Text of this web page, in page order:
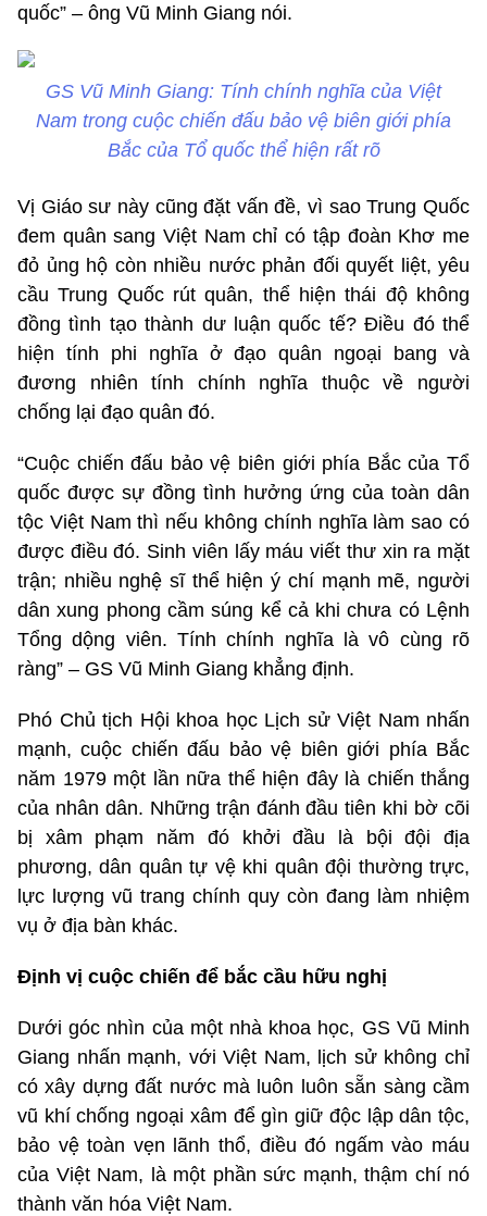
quốc” – ông Vũ Minh Giang nói.
GS Vũ Minh Giang: Tính chính nghĩa của Việt
Nam trong cuộc chiến đấu bảo vệ biên giới phía
Bắc của Tổ quốc thể hiện rất rõ
Vị Giáo sư này cũng đặt vấn đề, vì sao Trung Quốc
đem quân sang Việt Nam chỉ có tập đoàn Khơ me
đỏ ủng hộ còn nhiều nước phản đối quyết liệt, yêu
cầu Trung Quốc rút quân, thể hiện thái độ không
đồng tình tạo thành dư luận quốc tế? Điều đó thể
hiện tính phi nghĩa ở đạo quân ngoại bang và
đương nhiên tính chính nghĩa thuộc về người
chống lại đạo quân đó.
“Cuộc chiến đấu bảo vệ biên giới phía Bắc của Tổ
quốc được sự đồng tình hưởng ứng của toàn dân
tộc Việt Nam thì nếu không chính nghĩa làm sao có
được điều đó. Sinh viên lấy máu viết thư xin ra mặt
trận; nhiều nghệ sĩ thể hiện ý chí mạnh mẽ, người
dân xung phong cầm súng kể cả khi chưa có Lệnh
Tổng dộng viên. Tính chính nghĩa là vô cùng rõ
ràng” – GS Vũ Minh Giang khẳng định.
Phó Chủ tịch Hội khoa học Lịch sử Việt Nam nhấn
mạnh, cuộc chiến đấu bảo vệ biên giới phía Bắc
năm 1979 một lần nữa thể hiện đây là chiến thắng
của nhân dân. Những trận đánh đầu tiên khi bờ cõi
bị xâm phạm năm đó khởi đầu là bội đội địa
phương, dân quân tự vệ khi quân đội thường trực,
lực lượng vũ trang chính quy còn đang làm nhiệm
vụ ở địa bàn khác.
Định vị cuộc chiến để bắc cầu hữu nghị
Dưới góc nhìn của một nhà khoa học, GS Vũ Minh
Giang nhấn mạnh, với Việt Nam, lịch sử không chỉ
có xây dựng đất nước mà luôn luôn sẵn sàng cầm
vũ khí chống ngoại xâm để gìn giữ độc lập dân tộc,
bảo vệ toàn vẹn lãnh thổ, điều đó ngấm vào máu
của Việt Nam, là một phần sức mạnh, thậm chí nó
thành văn hóa Việt Nam.